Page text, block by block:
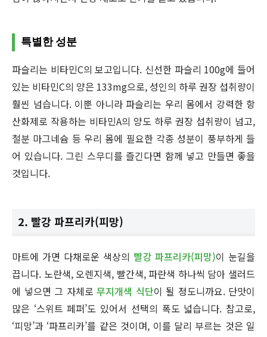
특별한 성분
파슬리는 비타민C의 보고입니다. 신선한 파슬리 100g에 들어
있는 비타민C의 양은 133mg으로, 성인의 하루 권장 섭취량이
훨씬 넘습니다. 이뿐 아니라 파슬리는 우리 몸에서 강력한 항
산화제로 작용하는 비타민A의 양도 하루 권장 섭취량이 넘고,
철분 마그네슘 등 우리 몸에 필요한 각종 성분이 풍부하게 들
어 있습니다. 그린 스무디를 즐긴다면 함께 넣고 만들면 좋을
것입니다.
2. 빨강 파프리카(피망)
마트에 가면 다채로운 색상의 빨강 파프리카(피망)이 눈길을
끕니다. 노란색, 오렌지색, 빨간색, 파란색 하나씩 담아 샐러드
에 넣으면 그 자체로 무지개색 식단이 될 정도니까요. 단맛이
많은 ‘스위트 페퍼’도 있어서 선택의 폭도 넓습니다. 참고로,
‘피망’과 ‘파프리카’를 같은 것이며, 이를 달리 부르는 것은 일